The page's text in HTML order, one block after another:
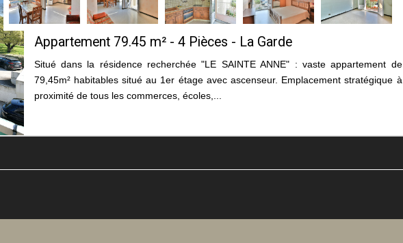
Appartement 79.45 m² - 4 Pièces - La Garde
Situé dans la résidence recherchée "LE SAINTE ANNE" : vaste appartement de
79,45m² habitables situé au 1er étage avec ascenseur. Emplacement stratégique à
proximité de tous les commerces, écoles,...